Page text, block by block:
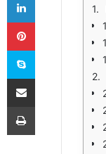
Pinterest
Skype
E-Posta ile paylaş